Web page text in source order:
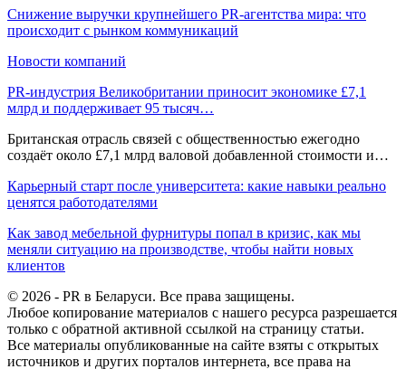
Снижение выручки крупнейшего PR-агентства мира: что
происходит с рынком коммуникаций
Новости компаний
PR-индустрия Великобритании приносит экономике £7,1
млрд и поддерживает 95 тысяч…
Британская отрасль связей с общественностью ежегодно
создаёт около £7,1 млрд валовой добавленной стоимости и…
Карьерный старт после университета: какие навыки реально
ценятся работодателями
Как завод мебельной фурнитуры попал в кризис, как мы
меняли ситуацию на производстве, чтобы найти новых
клиентов
© 2026 - PR в Беларуси. Все права защищены.
Любое копирование материалов с нашего ресурса разрешается
только с обратной активной ссылкой на страницу статьи.
Все материалы опубликованные на сайте взяты с открытых
источников и других порталов интернета, все права на